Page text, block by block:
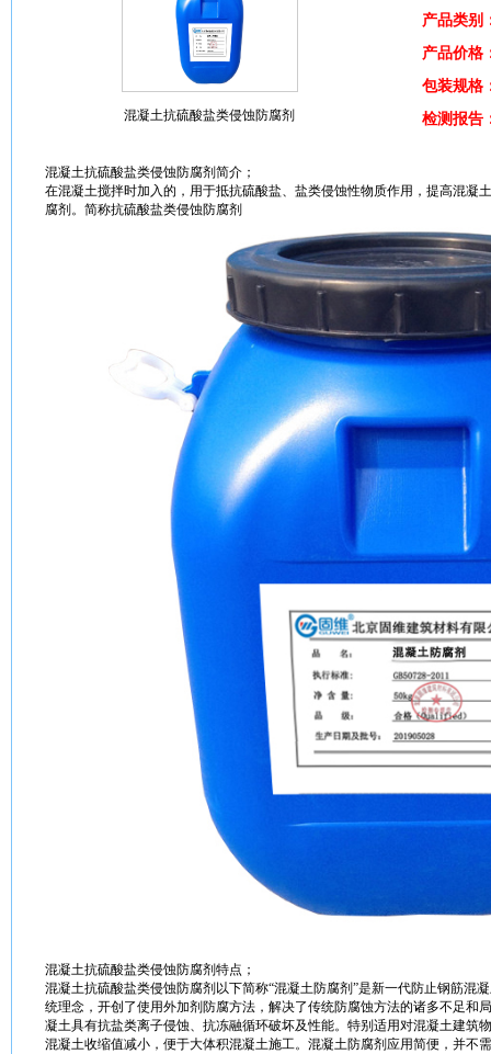
混凝土抗硫酸盐类侵蚀防腐剂
产品类别
产品价格
包装规格
检测报告
混凝土抗硫酸盐类侵蚀防腐剂简介；
在混凝土搅拌时加入的，用于抵抗硫酸盐、盐类侵蚀性物质作用 ，提高混凝土
腐剂。简称抗硫酸盐类侵蚀防腐剂
混凝土抗硫酸盐类侵蚀防腐剂特点；
混凝土抗硫酸盐类侵蚀防腐剂以下简称“混凝土防腐剂”是新一代防止钢筋混
统理念，开创了使用外加剂 防腐方法 ，解决了传统防腐蚀方法的诸多不足和
凝土具有抗盐类离子侵蚀、抗冻融循环破坏及性能。特别适用对混凝土建筑
混凝土收缩值减小，便于大体积混凝土施工。 混凝土防腐剂应用简便，并不